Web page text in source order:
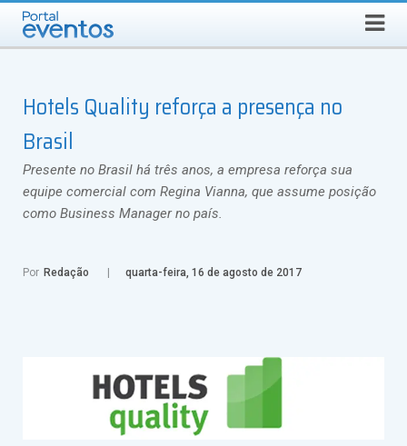
DOMINGO, 9 DE AGOSTO DE 2026 Busca
Hotels Quality reforça a presença no
Brasil
Presente no Brasil há três anos, a empresa reforça sua
equipe comercial com Regina Vianna, que assume posição
como Business Manager no país.
Por Redação quarta-feira, 16 de agosto de 2017